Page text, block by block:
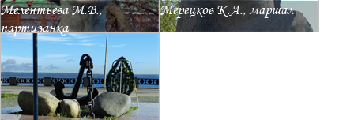
Мелентьева М.В.,
партизанка
Мерецков К.А., маршал